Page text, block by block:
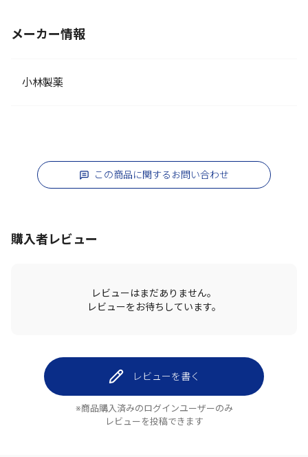
メーカー情報
小林製薬
この商品に関するお問い合わせ
購入者レビュー
レビューはまだありません。
レビューをお待ちしています。
レビューを書く
※商品購入済みのログインユーザーのみ
レビューを投稿できます